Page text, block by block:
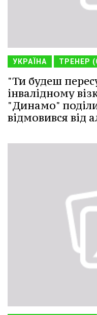
УКРАЇНА ТРЕНЕР
"Ти будеш
інвалідному
"Динамо"
відмовився від